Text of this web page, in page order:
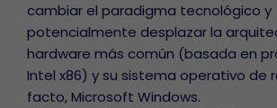
cambiar el paradigma tecnológico y
potencialmente desplazar la
hardware más común (basada en
Intel x86) y su sistema operativo de
facto, Microsoft Windows.